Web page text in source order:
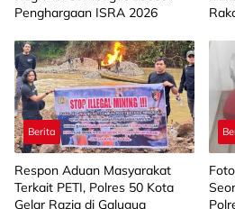
Penghargaan ISRA 2026
Berita
Respon Aduan Masyarakat
Terkait PETI, Polres 50 Kota
Gelar Razia di Galugua